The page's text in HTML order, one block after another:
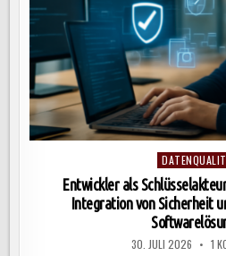
Posted
in
Entwickler als
Integration von Sicherheit
30. JULI 2026 1